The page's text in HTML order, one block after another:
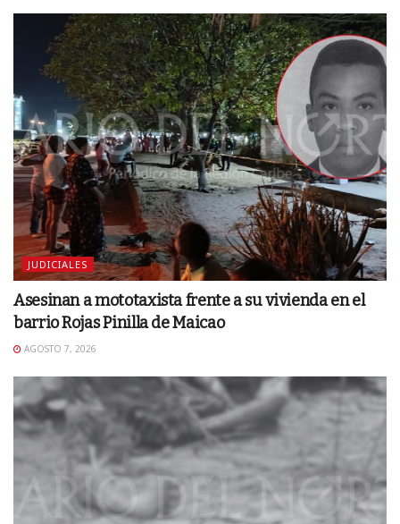
JUDICIALES
Asesinan a mototaxista frente a su vivienda en el
barrio Rojas Pinilla de Maicao
AGOSTO 7, 2026